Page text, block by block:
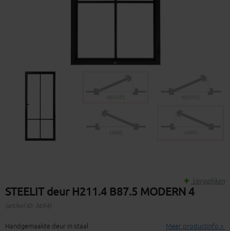
STEELIT deur H211.4 B87.5 MODERN 4
(artikel ID: 3694)
Vergelijken
Handgemaakte deur in staal Meer productinfo »